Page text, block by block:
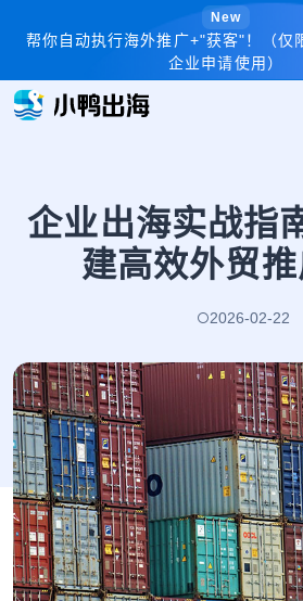
New
帮你自动执行海外推广+"获客"！（仅
企业申请使用）
企业出海实战指
建高效外贸
2026-02-22